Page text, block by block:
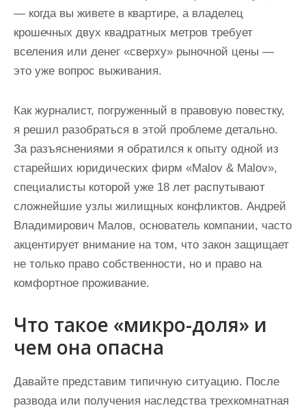
— когда вы живете в квартире, а владелец
крошечных двух квадратных метров требует
вселения или денег «сверху» рыночной цены —
это уже вопрос выживания.
Как журналист, погруженный в правовую повестку,
я решил разобраться в этой проблеме детально.
За разъяснениями я обратился к опыту одной из
старейших юридических фирм «Malov & Malov»,
специалисты которой уже 18 лет распутывают
сложнейшие узлы жилищных конфликтов. Андрей
Владимирович Малов, основатель компании, часто
акцентирует внимание на том, что закон защищает
не только право собственности, но и право на
комфортное проживание.
Что такое «микро-доля» и
чем она опасна
Давайте представим типичную ситуацию. После
развода или получения наследства трехкомнатная